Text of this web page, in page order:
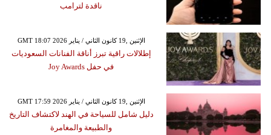
ناقدة لترامب
GMT 18:07 2026 الإثنين ,19 كانون الثاني / يناير
إطلالات راقية تبرز أناقة الفنانات السعوديات
في حفل Joy Awards
GMT 17:59 2026 الإثنين ,19 كانون الثاني / يناير
دليل شامل للسياحة في الهند لاكتشاف التاريخ
والطبيعة والمغامرة